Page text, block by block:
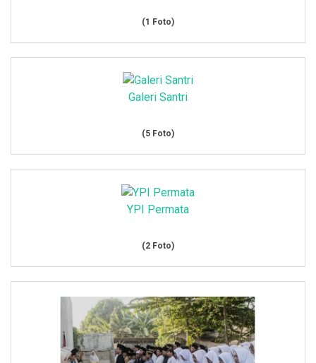
(1 Foto)
Galeri Santri
(5 Foto)
YPI Permata
(2 Foto)